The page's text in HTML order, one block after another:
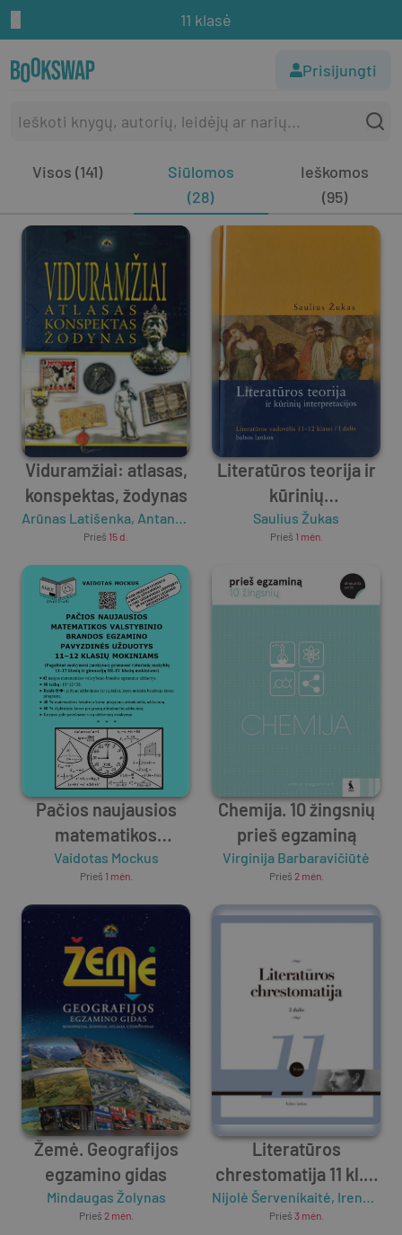
11 klasė
Prisijungti
Visos (141)
Siūlomos
(28)
Ieškomos
(95)
Viduramžiai: atlasas,
konspektas, žodynas
Arūnas Latišenka, Antanas Meištas
Prieš 15 d.
Literatūros teorija ir
kūrinių
interpretacijos
Saulius Žukas
Prieš 1 mėn.
Pačios naujausios
matematikos
valstybinio brandos
egzamino pavyzdinės
užduotys 11-12 klasių
mokiniams
Vaidotas Mockus
Prieš 1 mėn.
Chemija. 10 žingsnių
prieš egzaminą
Virginija Barbaravičiūtė
Prieš 2 mėn.
Žemė. Geografijos
egzamino gidas
Mindaugas Žolynas
Prieš 2 mėn.
Literatūros
chrestomatija 11 kl. 2
dalis
Nijolė Šervenikaitė, Irena Kanišauskaitė
Prieš 3 mėn.